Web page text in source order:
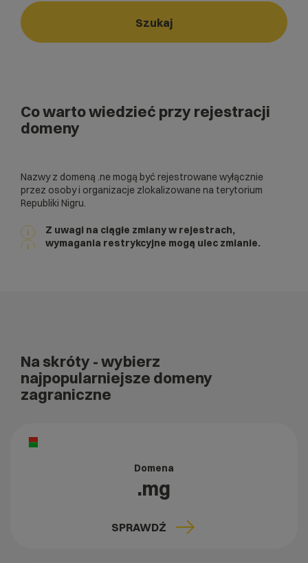
Wybierz gotową listę. Użyj spacji, aby otworzyć.
Naciśnij spację, aby otworzyć listę, klawisze strzałek, aby
Szukaj
Co warto wiedzieć przy rejestracji
domeny
Nazwy z domeną .ne mogą być rejestrowane wyłącznie
przez osoby i organizacje zlokalizowane na terytorium
Republiki Nigru.
Z uwagi na ciągłe zmiany w rejestrach,
wymagania restrykcyjne mogą ulec zmianie.
Na skróty - wybierz
najpopularniejsze domeny
zagraniczne
Domena
.mg
SPRAWDŹ